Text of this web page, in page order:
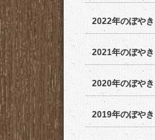
2022年のぼやき
2021年のぼやき
2020年のぼやき
2019年のぼやき